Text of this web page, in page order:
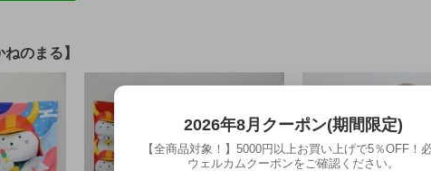
のまる】
2026年8月クーポン(期間限定)
【全商品対象！】5000円以上お買い上げで5％OFF！
ウェルカムクーポンをご確認ください。